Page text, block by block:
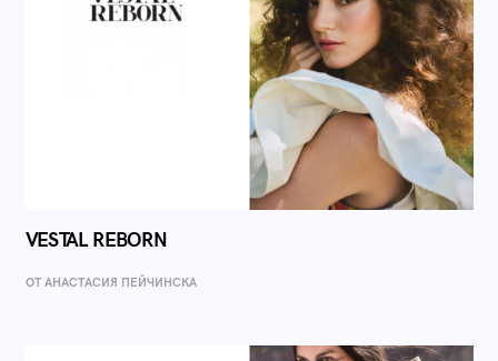
VESTAL REBORN
ОТ AНАСТАСИЯ ПЕЙЧИНСКА